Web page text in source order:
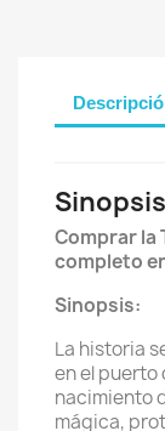
Comprar la
completo
Sinopsis:
La historia
en el puerto
nacimiento
mágica,